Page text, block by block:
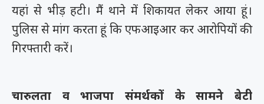
यहां से भीड़ हटी। मैं थाने में शिकायत लेकर आया हूं।
पुलिस से मांग करता हूं कि एफआइआर कर आरोपियों की
गिरफ्तारी करें।
चारुलता व भाजपा संमर्थकों के सामने बेटी